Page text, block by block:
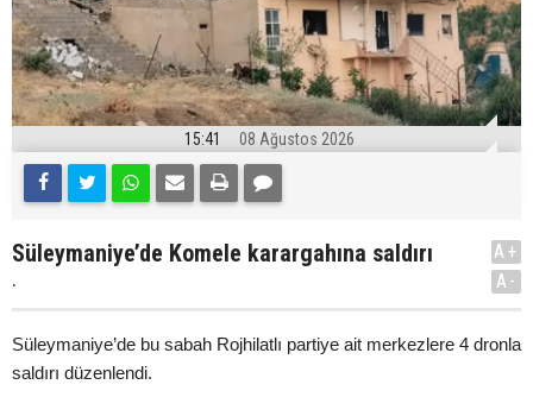
15:41 08 Ağustos 2026
Süleymaniye’de Komele karargahına saldırı
.
A+
A-
Süleymaniye’de bu sabah Rojhilatlı partiye ait merkezlere 4 dronla
saldırı düzenlendi.